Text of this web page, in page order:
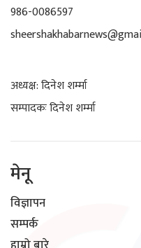
986-0086597
अध्यक्ष: दिनेश शर्म्मा
सम्पादकः दिनेश शर्म्मा
मेनू
विज्ञापन
सम्पर्क